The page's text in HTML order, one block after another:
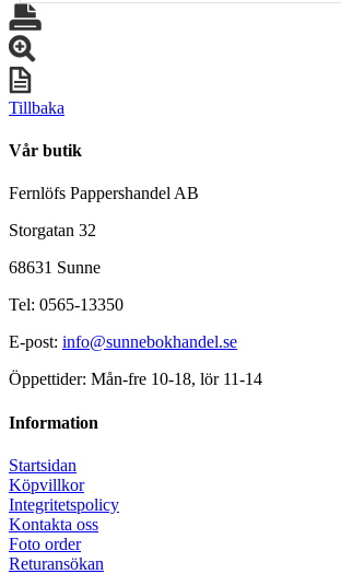
Tillbaka
Vår butik
Fernlöfs Pappershandel AB
Storgatan 32
68631 Sunne
Tel: 0565-13350
E-post: info@sunnebokhandel.se
Öppettider: Mån-fre 10-18, lör 11-14
Information
Startsidan
Köpvillkor
Integritetspolicy
Kontakta oss
Foto order
Returansökan